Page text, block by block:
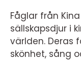
Fåglar från
sällskapsdjur i
världen. Deras
skönhet, sång